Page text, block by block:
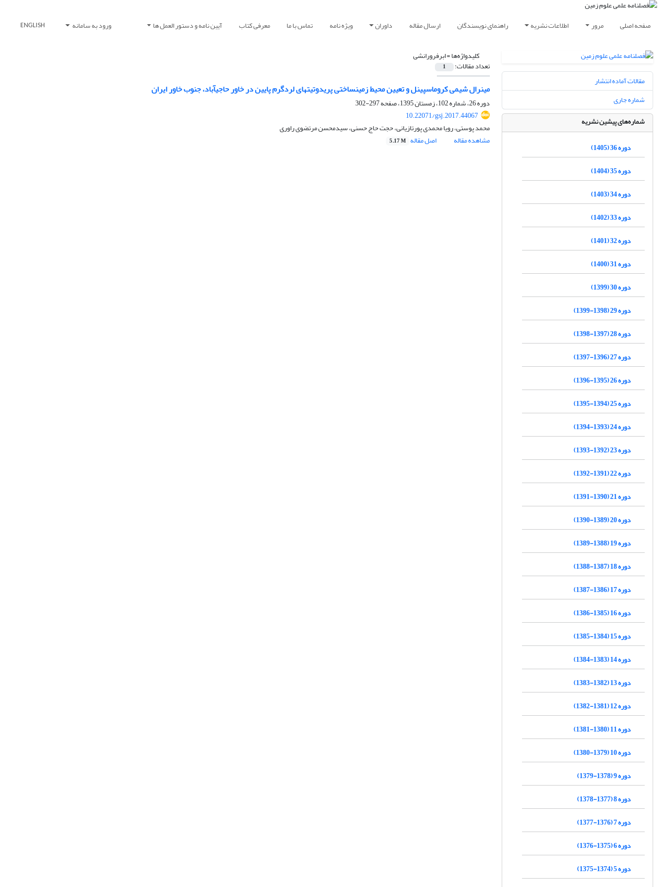
صفحه اصلی مرور اطلاعات نشریه راهنمای نویسندگان ارسال مقاله داوران ویژه نامه تماس با ما معرفی کتاب آیین نامه و دستور العمل ها ورود به سامانه ENGLISH
کلیدواژه‌ها =ابرفرورانشی
تعداد مقالات: 1
مینرال شیمی کروم‎اسپینل و تعیین محیط زمین‎ساختی پریدوتیت‎های لرد‎گرم پایین در خاور حاجی‎آباد، جنوب خاور ایران
دوره 26، شماره 102، زمستان 1395، صفحه
297-302
10.22071/gsj.2017.44067
محمد پوستی، رویا محمدی پورتازیانی، حجت حاج حسنی، سیدمحسن مرتضوی راوری
مشاهده مقاله
اصل مقاله 5.17 M
مقالات آماده انتشار
شماره جاری
شماره‌های پیشین نشریه
دوره 36 (1405)
دوره 35 (1404)
دوره 34 (1403)
دوره 33 (1402)
دوره 32 (1401)
دوره 31 (1400)
دوره 30 (1399)
دوره 29 (1398-1399)
دوره 28 (1397-1398)
دوره 27 (1396-1397)
دوره 26 (1395-1396)
دوره 25 (1394-1395)
دوره 24 (1393-1394)
دوره 23 (1392-1393)
دوره 22 (1391-1392)
دوره 21 (1390-1391)
دوره 20 (1389-1390)
دوره 19 (1388-1389)
دوره 18 (1387-1388)
دوره 17 (1386-1387)
دوره 16 (1385-1386)
دوره 15 (1384-1385)
دوره 14 (1383-1384)
دوره 13 (1382-1383)
دوره 12 (1381-1382)
دوره 11 (1380-1381)
دوره 10 (1379-1380)
دوره 9 (1378-1379)
دوره 8 (1377-1378)
دوره 7 (1376-1377)
دوره 6 (1375-1376)
دوره 5 (1374-1375)